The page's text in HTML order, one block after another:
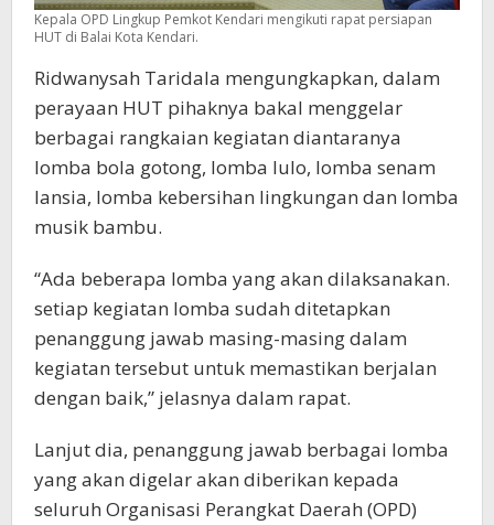
Kepala OPD Lingkup Pemkot Kendari mengikuti rapat persiapan
HUT di Balai Kota Kendari.
Ridwanysah Taridala mengungkapkan, dalam
perayaan HUT pihaknya bakal menggelar
berbagai rangkaian kegiatan diantaranya
lomba bola gotong, lomba lulo, lomba senam
lansia, lomba kebersihan lingkungan dan lomba
musik bambu.
“Ada beberapa lomba yang akan dilaksanakan.
setiap kegiatan lomba sudah ditetapkan
penanggung jawab masing-masing dalam
kegiatan tersebut untuk memastikan berjalan
dengan baik,” jelasnya dalam rapat.
Lanjut dia, penanggung jawab berbagai lomba
yang akan digelar akan diberikan kepada
seluruh Organisasi Perangkat Daerah (OPD)